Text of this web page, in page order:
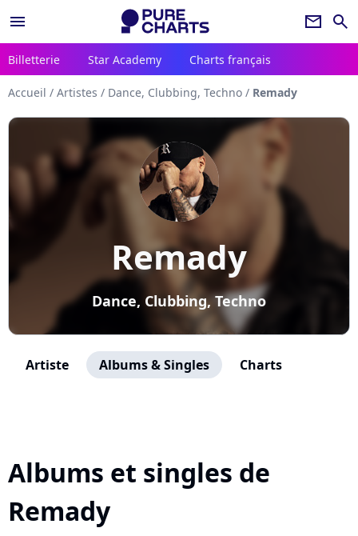
menu newsletter search
Billetterie Star Academy Charts français
Accueil / Artistes / Dance, Clubbing, Techno / Remady
Remady
Dance, Clubbing, Techno
Artiste Albums & Singles Charts
Albums et singles de
Remady